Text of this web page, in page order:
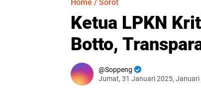
Home / Sorot
Ketua LPKN
Botto,
Soppeng
Jumat, 31 Januari 2025, Januari